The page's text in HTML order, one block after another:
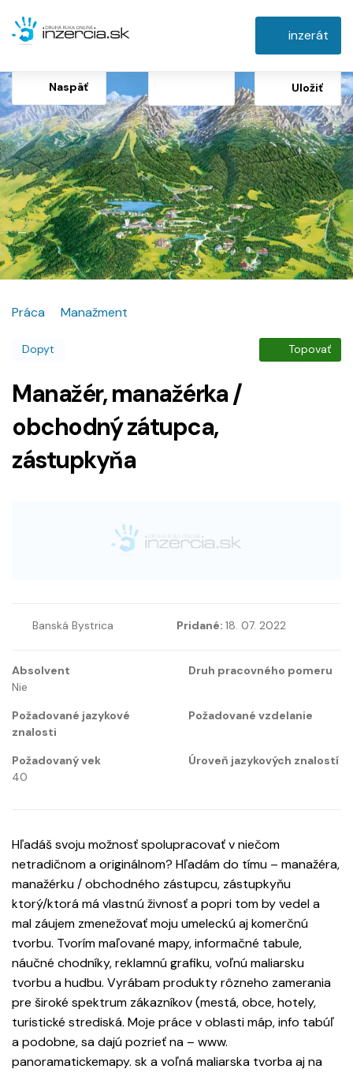
inzerát
Naspäť Uložiť
Práca Manažment
Dopyt Topovať
Manažér, manažérka /
obchodný zátupca,
zástupkyňa
Banská Bystrica Pridané: 18. 07. 2022
Absolvent
Nie
Druh pracovného pomeru
Požadované jazykové
znalosti
Požadované vzdelanie
Požadovaný vek
40
Úroveň jazykových znalostí
Hľadáš svoju možnosť spolupracovať v niečom
netradičnom a originálnom? Hľadám do tímu – manažéra,
manažérku / obchodného zástupcu, zástupkyňu
ktorý/ktorá má vlastnú živnosť a popri tom by vedel a
mal záujem zmenežovať moju umeleckú aj komerčnú
tvorbu. Tvorím maľované mapy, informačné tabule,
náučné chodníky, reklamnú grafiku, voľnú maliarsku
tvorbu a hudbu. Vyrábam produkty rôzneho zamerania
pre široké spektrum zákazníkov (mestá, obce, hotely,
turistické strediská. Moje práce v oblasti máp, info tabúľ
a podobne, sa dajú pozrieť na – www.
panoramatickemapy. sk a voľná maliarska tvorba aj na